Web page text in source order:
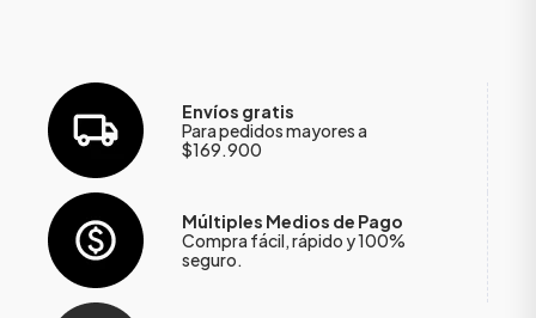
Envíos gratis
Para pedidos mayores a
$169.900
Múltiples Medios de Pago
Compra fácil, rápido y 100%
seguro.